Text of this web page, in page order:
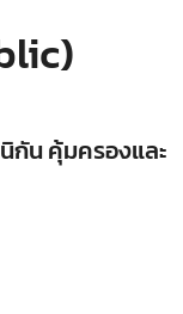
กัน คุ้มครองและ